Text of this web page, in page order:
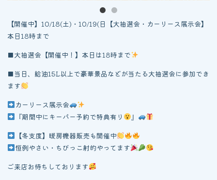
【開催中】10/18(土)・10/19(日【大抽選会・カーリース展示会】
本日18時まで
■大抽選会【開催中！】本日は18時まで
■当日、給油15L以上で豪華景品などが当たる大抽選会に参加でき
ます
カーリース展示会
『期間中にキーパー予約で特典有り
』
【冬支度】暖房機器販売も開催中
恒例やさい・ちびっこ射的やってます
ご来店お待ちしております